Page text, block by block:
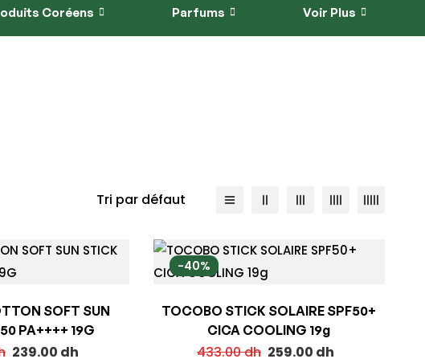
Coréens Parfums Voir Plus
Tri par défaut
SOFT SUN
PA++++ 19G
239.00 dh
-40%
TOCOBO STICK SOLAIRE SPF50+
CICA COOLING 19g
433.00dh 259.00 dh